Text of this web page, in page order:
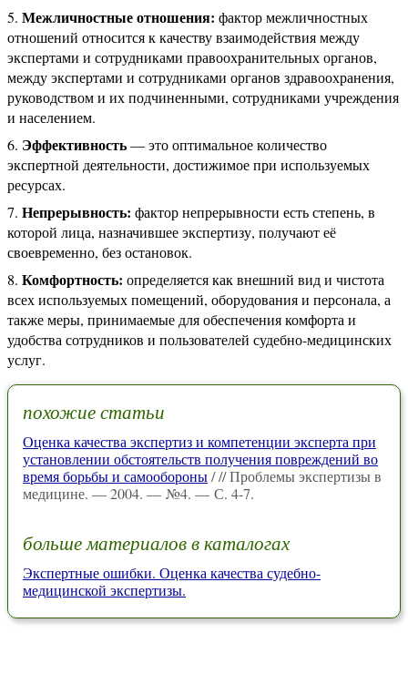
Межличностные отношения: фактор межличностных
отношений относится к качеству взаимодействия между
экспертами и сотрудниками правоохранительных органов,
между экспертами и сотрудниками органов здравоохранения,
руководством и их подчиненными, сотрудниками учреждения
и населением.
Эффективность— это оптимальное количество
экспертной деятельности, достижимое при используемых
ресурсах.
Непрерывность: фактор непрерывности есть степень, в
которой лица, назначившее экспертизу, получают её
своевременно, без остановок.
Комфортность: определяется как внешний вид и чистота
всех используемых помещений, оборудования и персонала, а
также меры, принимаемые для обеспечения комфорта и
удобства сотрудников и пользователей судебно-медицинских
услуг.
похожие статьи
Оценка качества экспертиз и компетенции эксперта при
установлении обстоятельств получения повреждений во
время борьбы и самообороны/ // Проблемы экспертизы в
медицине. — 2004. — №4. — С. 4-7.
больше материалов в каталогах
Экспертные ошибки. Оценка качества судебно-
медицинской экспертизы.